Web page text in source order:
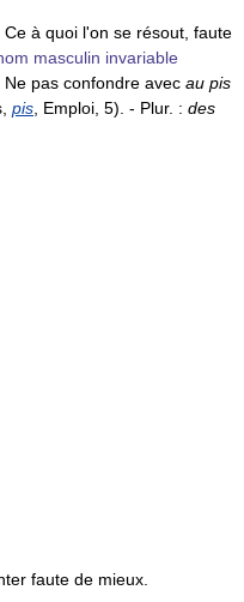
Ce à quoi l'on se résout, faute
masculin invariable
pas confondre avec au pis
pis , Emploi, 5). - Plur. : des
faute de mieux.